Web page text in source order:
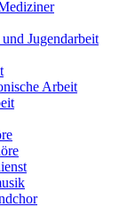
Jugendarbeit
Arbeit